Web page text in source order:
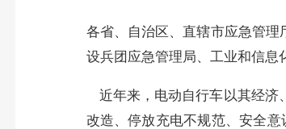
各省、自治区、直辖市应急管理
设兵团应急管理局、工业和信息
近年来，电动自行车以其经济
改造、停放充电不规范、安全